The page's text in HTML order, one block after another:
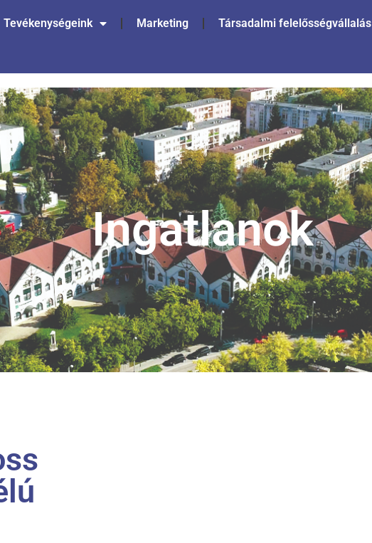
Tevékenységeink Marketing Társadalmi felelősségvállalás
Ingatlanok